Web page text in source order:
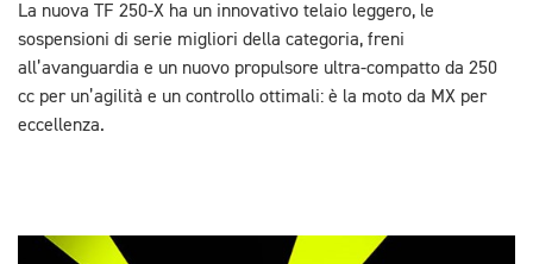
La nuova TF 250-X ha un innovativo telaio leggero, le
sospensioni di serie migliori della categoria, freni
all’avanguardia e un nuovo propulsore ultra-compatto da 250
cc per un’agilità e un controllo ottimali: è la moto da MX per
eccellenza.